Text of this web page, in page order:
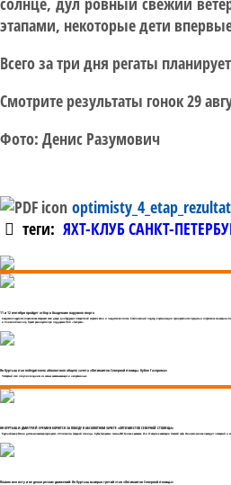
этапами, некоторые дети
Всего за три дня регаты
Смотрите результаты гонок 29
Фото: Денис Разумович
теги: ЯХТ-КЛУБ САНКТ-
11 и 12 сентября пройдет отбор в Академию парусного спорта
Академия парусного спорта вновь открывает свои двери для будущих покорителей морских волн и пьедесталов почета. Комплексный подход в организации тренировочного процесса и спортивное
и Олимпийских игр. Проект реализуется при поддержке ПАО «Газпром».
Ян Куртыш стал победителем абсолютного общего зачета «Оптимистов Северной столицы. Кубок Газпрома»
Четвертый этап получился одним из самых захватывающих и напряженных.
ЯН КУРТЫШ И ДМИТРИЙ ЕРЕМИН БОРЮТСЯ ЗА ПОБЕДУ В АБСОЛЮТНОМ ЗАЧЕТЕ «ОПТИМИСТОВ СЕВЕРНОЙ СТОЛИЦЫ»
Крупнейшая в России детско-юношеская серия регат «Оптимисты Северной столицы. Кубок Газпрома» сезона-2021 близка к развязке. 26 и 27 августа в акватории Невской губы Финского залива проходит
Плавно вел яхту и не делал резких движений: Ян Куртыш выиграл третий этап «Оптимистов Северной столицы»